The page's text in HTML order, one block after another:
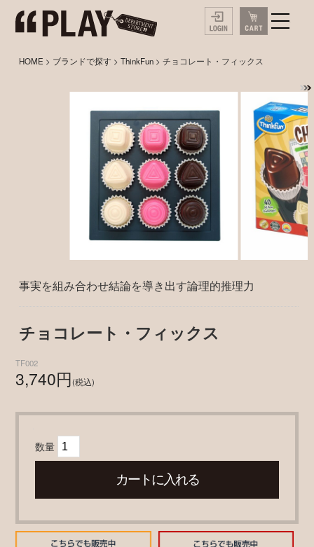
HOME > ブランドで探す >ThinkFun > チョコレート・フィックス
事実を組み合わせ結論を導き出す論理的推理力
チョコレート・フィックス
TF002
3,740円(税込)
数量